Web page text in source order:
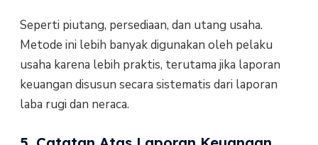
Seperti piutang, persediaan, dan utang usaha.
Metode ini lebih banyak digunakan oleh pelaku
usaha karena lebih praktis, terutama jika laporan
keuangan disusun secara sistematis dari laporan
laba rugi dan neraca.